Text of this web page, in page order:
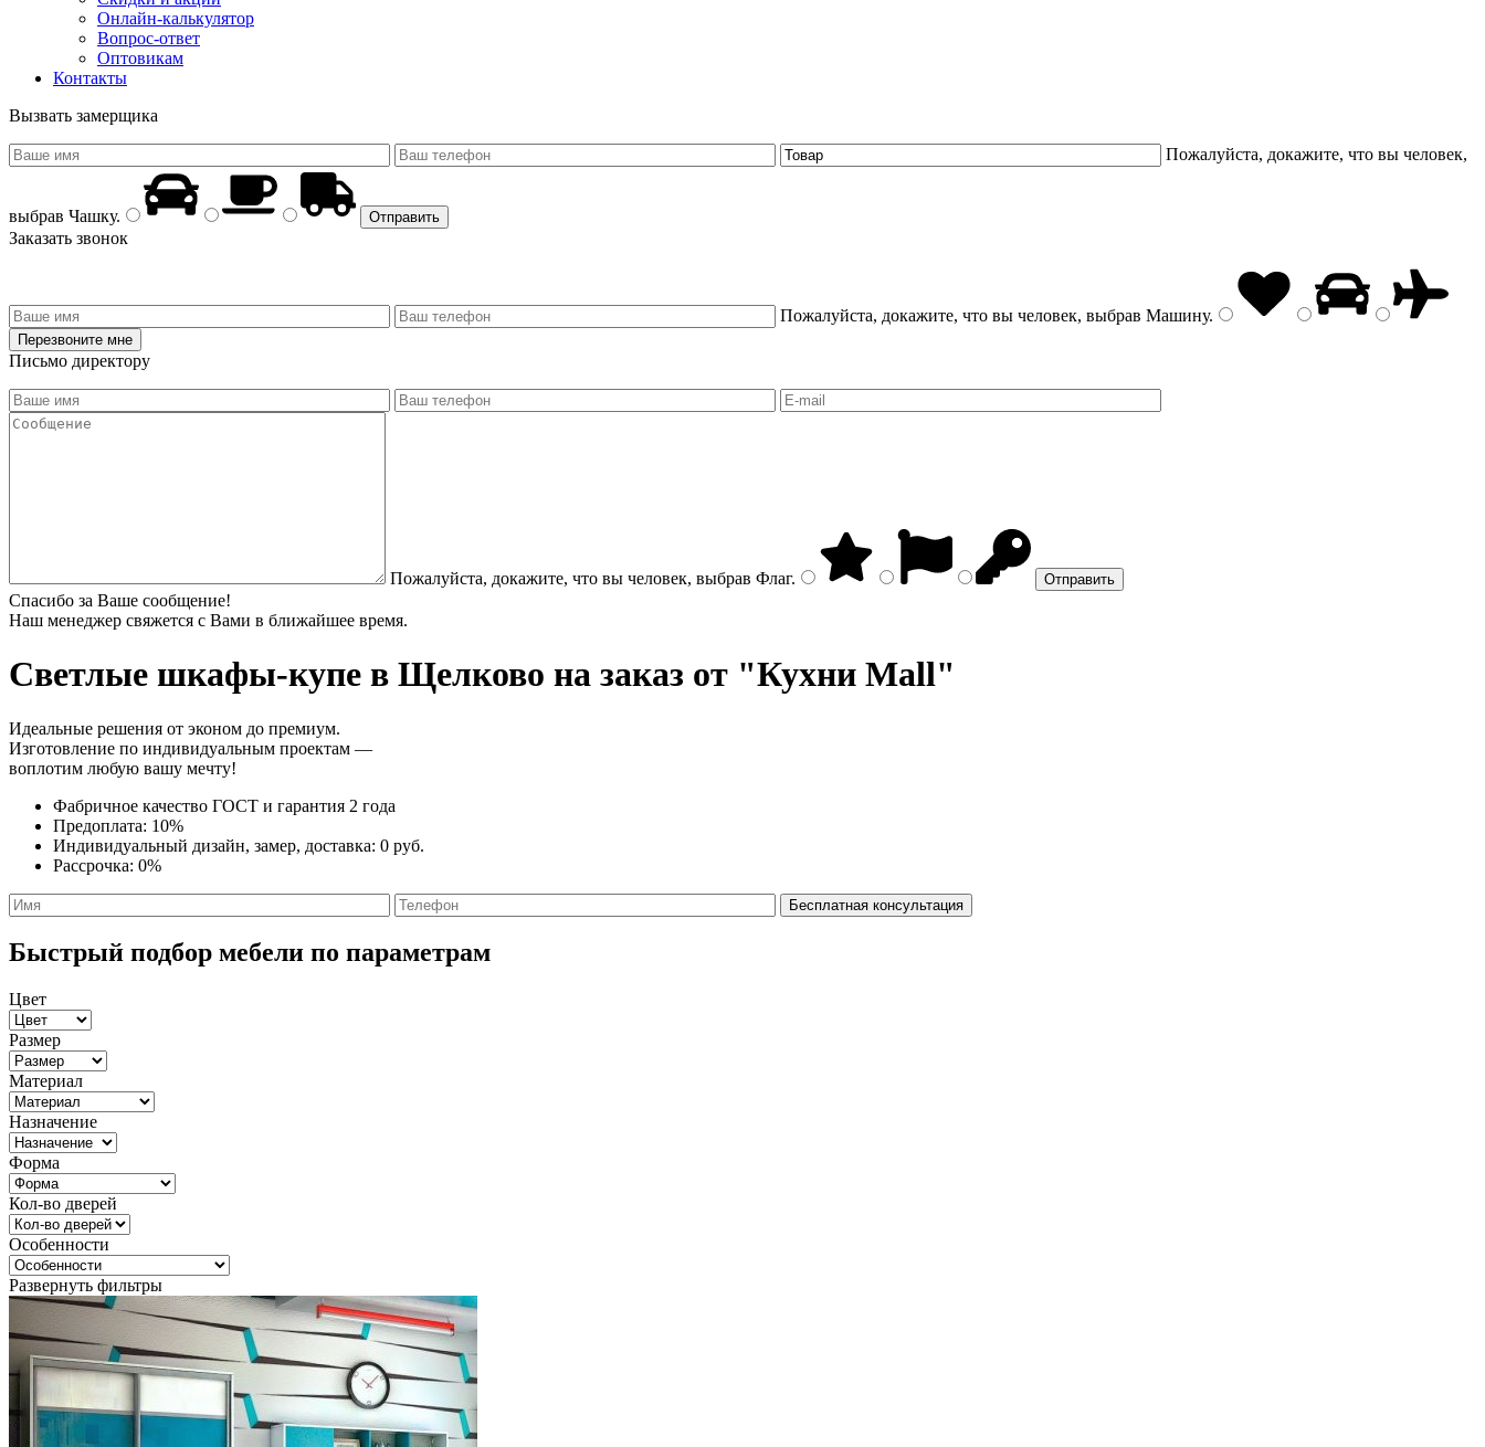
Онлайн-калькулятор
Вопрос-ответ
Оптовикам
Контакты
Вызвать замерщика
Пожалуйста, докажите, что вы человек,
выбрав Чашку.
Заказать звонок
Пожалуйста, докажите, что вы человек, выбрав Машину.
Письмо директору
Пожалуйста, докажите, что вы человек, выбрав Флаг.
Спасибо за Ваше сообщение!
Наш менеджер свяжется с Вами в ближайшее время.
Светлые шкафы-купе в Щелково на заказ от "Кухни Mall"
Идеальные решения от эконом до премиум.
Изготовление по индивидуальным проектам —
воплотим любую вашу мечту!
Фабричное качество ГОСТ и гарантия 2 года
Предоплата: 10%
Индивидуальный дизайн, замер, доставка: 0 руб.
Рассрочка: 0%
Быстрый подбор мебели по параметрам
Цвет
Размер
Материал
Назначение
Форма
Кол-во дверей
Особенности
Развернуть фильтры